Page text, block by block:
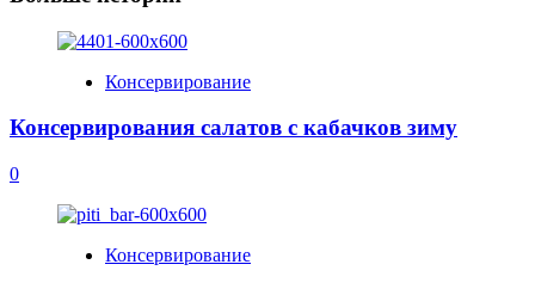
Консервирование
Консервирования салатов с кабачков зиму
0
Консервирование